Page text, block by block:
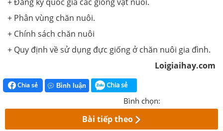
+ Phân vùng chăn nuôi.
+ Chính sách chăn nuôi
+ Quy định về sử dụng đực giống ở chăn nuôi gia đình.
Loigiaihay.com
Chia sẻ Bình luận Chia sẻ
Bình chọn:
Bài tiếp theo